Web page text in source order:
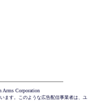
Corporation
ます。このような広告配信事業者は、ユ